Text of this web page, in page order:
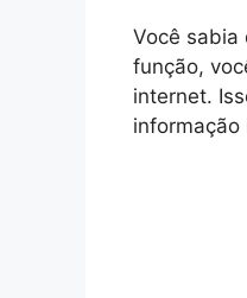
Você sabia
função,
internet.